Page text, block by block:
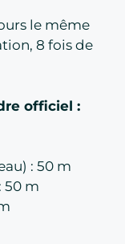
le même
8 fois de
officiel :
: 50 m
50 m